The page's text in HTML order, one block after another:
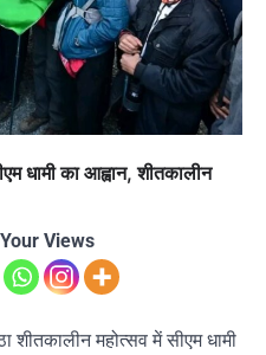
धामी का आह्वान, शीतकालीन
Views
महोत्सव में सीएम धामी